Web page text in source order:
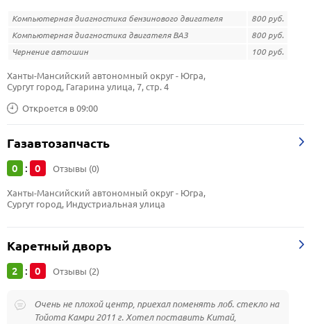
Компьютерная диагностика бензинового двигателя
800 руб.
Компьютерная диагностика двигателя ВАЗ
800 руб.
Чернение автошин
100 руб.
Откроется в 09:00
Ханты-Мансийский автономный округ - Югра,
Сургут город, Гагарина улица, 7, стр. 4
Газавтозапчасть
0 : 0 Отзывы (0)
Ханты-Мансийский автономный округ - Югра,
Сургут город, Индустриальная улица
Каретный дворъ
2 : 0 Отзывы (2)
Очень не плохой центр, приехал поменять лоб. стекло на
Тойота Камри 2011 г. Хотел поставить Китай,